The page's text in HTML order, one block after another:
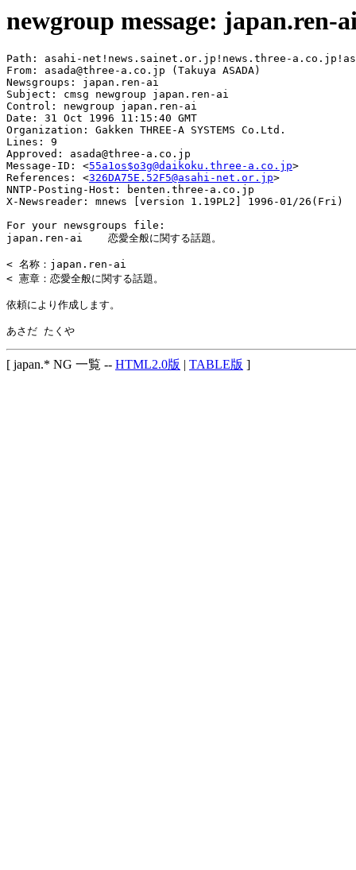
newgroup message: japan.ren-
Path: asahi-net!news.sainet.or.jp!news.three-
From: asada@three-a.co.jp (Takuya ASADA)
Newsgroups: japan.ren-ai
Subject: cmsg newgroup japan.ren-ai
Control: newgroup japan.ren-ai
Date: 31 Oct 1996 11:15:40 GMT
Organization: Gakken THREE-A SYSTEMS Co.Ltd.
Lines: 9
Approved: asada@three-a.co.jp
Message-ID: <55a1os$o3g@daikoku.three-a.co.jp>
References: <326DA75E.52F5@asahi-net.or.jp>
NNTP-Posting-Host: benten.three-a.co.jp
X-Newsreader: mnews [version 1.19PL2] 1996-01/26(Fri)
For your newsgroups file:
japan.ren-ai	恋愛全般に関する話題。
< 名称：japan.ren-ai
< 憲章：恋愛全般に関する話題。
依頼により作成します。
[ japan.* NG 一覧 -- HTML2.0版 | TABLE版 ]